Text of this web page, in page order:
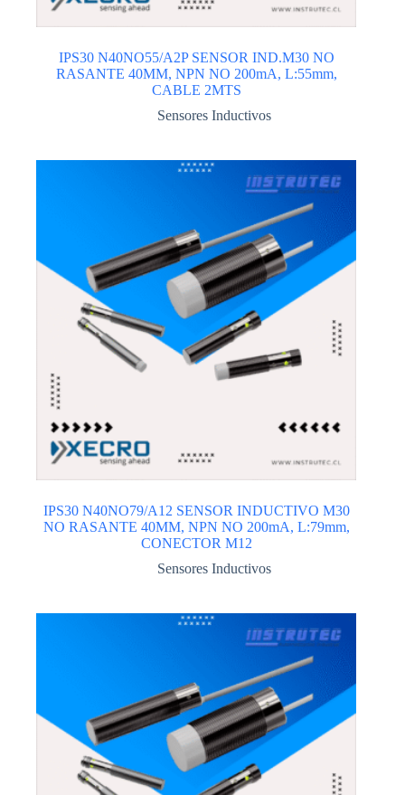
IPS30 N40NO55/A2P SENSOR IND.M30 NO
RASANTE 40MM, NPN NO 200mA, L:55mm,
CABLE 2MTS
Sensores Inductivos
IPS30 N40NO79/A12 SENSOR INDUCTIVO M30
NO RASANTE 40MM, NPN NO 200mA, L:79mm,
CONECTOR M12
Sensores Inductivos